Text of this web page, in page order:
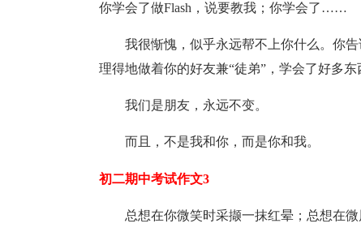
你学会了做Flash，说要教我；你学会了……
我很惭愧，似乎永远帮不上你什么。你
理得地做着你的好友兼“徒弟”，学会了好多东
我们是朋友，永远不变。
而且，不是我和你，而是你和我。
初二期中考试作文3
总想在你微笑时采撷一抹红晕；总想在